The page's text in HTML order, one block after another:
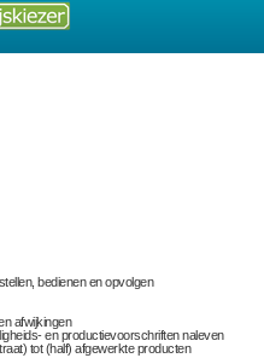
bedienen en opvolgen
afwijkingen
en productievoorschriften naleven
tot (half) afgewerkte producten